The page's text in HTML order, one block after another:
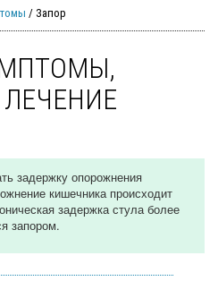
/ Запор
задержку опорожнения
кишечника происходит
задержка стула более
запором.